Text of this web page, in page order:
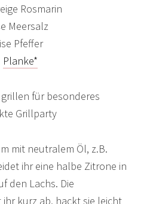
Rosmarin
Meersalz
Pfeffer
Planke*
mit neutralem Öl, z.B.
ihr eine halbe Zitrone in
den Lachs. Die
ihr kurz ab, hackt sie leicht